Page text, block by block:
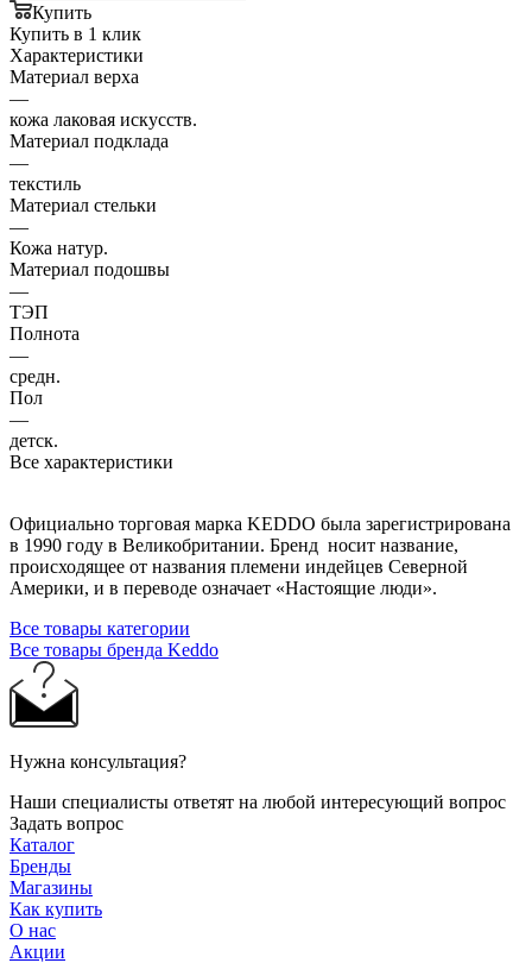
Купить
Купить в 1 клик
Характеристики
Материал верха
—
кожа лаковая искусств.
Материал подклада
—
текстиль
Материал стельки
—
Кожа натур.
Материал подошвы
—
ТЭП
Полнота
—
средн.
Пол
—
детск.
Все характеристики
Официально торговая марка KEDDO была зарегистрирована
в 1990 году в Великобритании. Бренд носит название,
происходящее от названия племени индейцев Северной
Америки, и в переводе означает «Настоящие люди».
Все товары категории
Все товары бренда Keddo
Нужна консультация?
Наши специалисты ответят на любой интересующий вопрос
Задать вопрос
Каталог
Бренды
Магазины
Как купить
О нас
Акции